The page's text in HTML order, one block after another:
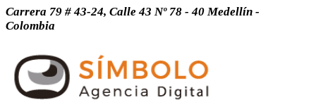
Carrera 79 # 43-24, Calle 43 Nº 78 - 40 Medellín -
Colombia